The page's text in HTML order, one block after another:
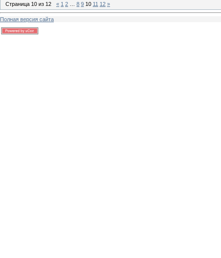
Страница 10 из 12 « 1 2 8 9 10 11 12 »
Полная версия сайта